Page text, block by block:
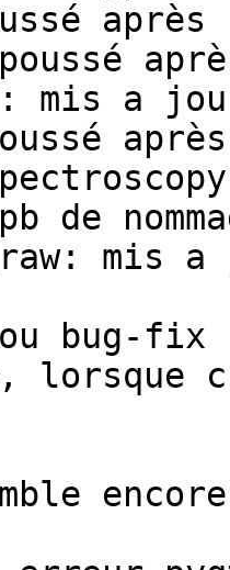
ou bug-
lorsque